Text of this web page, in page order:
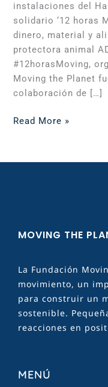
instalaciones del
solidario ‘12 horas
dinero, material y
protectora animal
#12horasMoving,
Moving the Planet
colaboración de […]
Read More »
MOVING THE
La Fundación
movimiento, un
para construir un
sostenible.
reacciones en
MENÚ